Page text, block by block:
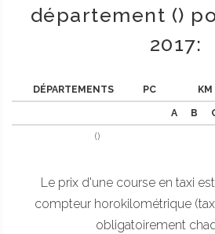
département ()
2017:
DÉPARTEMENTS PC KM
A B
()
Le prix d'une course en taxi
compteur horokilométrique
obligatoirement